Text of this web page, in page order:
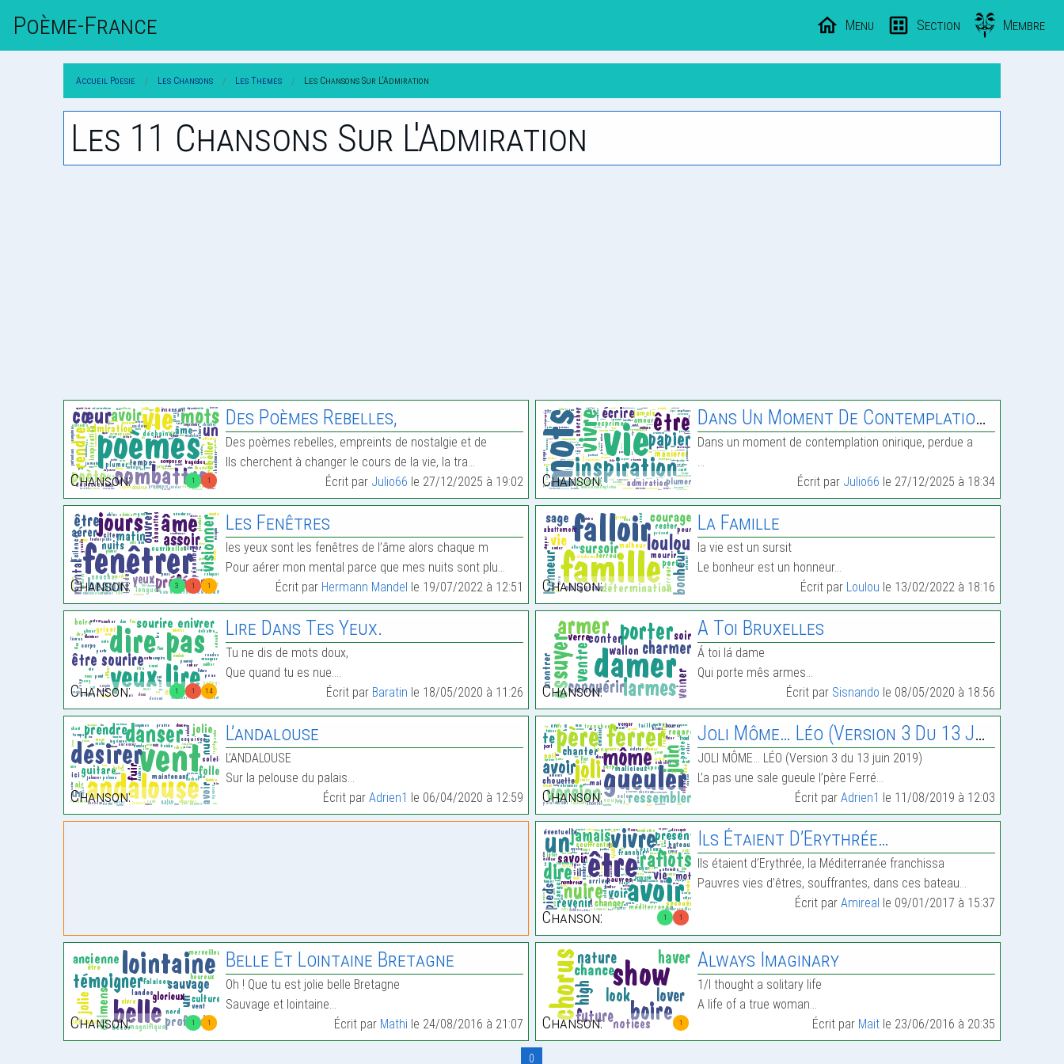
Poème-FrAnce Menu Section Membre
Accueil Poesie Les Chansons Les Themes Les Chansons Sur L'Admiration
Les 11 Chansons Sur L'Admiration
1 1
Chanson:
Des Poèmes Rebelles,
Des poèmes rebelles, empreints de nostalgie et de
Ils cherchent à changer le cours de la vie, la tra…
Écrit par Julio66 le 27/12/2025 à 19:02 Chanson:
Dans Un Moment De Contemplation Onirique,
Dans un moment de contemplation onirique, perdue a
…
Écrit par Julio66 le 27/12/2025 à 18:34
3 1 1
Chanson:
Les Fenêtres
les yeux sont les fenêtres de l’âme alors chaque m
Pour aérer mon mental parce que mes nuits sont plu…
Écrit par Hermann Mandel le 19/07/2022 à 12:51 Chanson:
La Famille
la vie est un sursit
Le bonheur est un honneur…
Écrit par Loulou le 13/02/2022 à 18:16
1 1 14
Chanson:
Lire Dans Tes Yeux.
Tu ne dis de mots doux,
Que quand tu es nue.…
Écrit par Baratin le 18/05/2020 à 11:26 Chanson:
A Toi Bruxelles
Á toi lá dame
Qui porte mês armes…
Écrit par Sisnando le 08/05/2020 à 18:56
Chanson:
L’andalouse
L’ANDALOUSE
Sur la pelouse du palais…
Écrit parAdrien1 le 06/04/2020 à 12:59 Chanson:
Joli Môme… Léo (Version 3 Du 13 Juin 2019)
JOLI MÔME… LÉO (Version 3 du 13 juin 2019)
L’a pas une sale gueule l’père Ferré…
Écrit parAdrien1 le 11/08/2019 à 12:03
1 1
Chanson:
Ils Étaient D’Erythrée…
Ils étaient d’Erythrée, la Méditerranée franchissa
Pauvres vies d’êtres, souffrantes, dans ces bateau…
Écrit parAmireal le 09/01/2017 à 15:37
1 1
Chanson:
Belle Et Lointaine Bretagne
Oh ! Que tu est jolie belle Bretagne
Sauvage et lointaine…
Écrit par Mathi le 24/08/2016 à 21:07 1
Chanson:
Always Imaginary
1/I thought a solitary life
A life of a true woman…
Écrit par Mait le 23/06/2016 à 20:35
0